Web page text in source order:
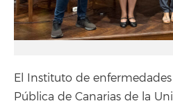
El Instituto de enfermedades
Pública de Canarias de la